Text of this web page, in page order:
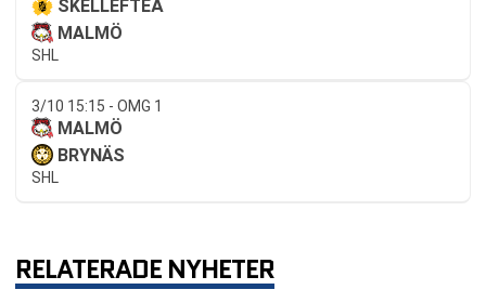
SKELLEFTEÅ
MALMÖ
SHL
3/10 15:15 - OMG 1
MALMÖ
BRYNÄS
SHL
RELATERADE NYHETER